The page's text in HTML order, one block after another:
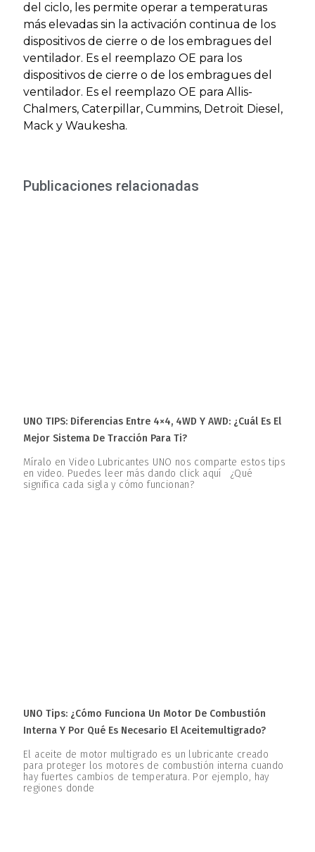
del ciclo, les permite operar a temperaturas
más elevadas sin la activación continua de los
dispositivos de cierre o de los embragues del
ventilador. Es el reemplazo OE para los
dispositivos de cierre o de los embragues del
ventilador. Es el reemplazo OE para Allis-
Chalmers, Caterpillar, Cummins, Detroit Diesel,
Mack y Waukesha.
Publicaciones relacionadas
UNO TIPS: Diferencias Entre 4×4, 4WD Y AWD: ¿Cuál Es El
Mejor Sistema De Tracción Para Ti?
Míralo en Video Lubricantes UNO nos comparte estos tips
en video. Puedes leer más dando click aquí ¿Qué
significa cada sigla y cómo funcionan?
UNO Tips: ¿Cómo Funciona Un Motor De Combustión
Interna Y Por Qué Es Necesario El Aceitemultigrado?
El aceite de motor multigrado es un lubricante creado
para proteger los motores de combustión interna cuando
hay fuertes cambios de temperatura. Por ejemplo, hay
regiones donde